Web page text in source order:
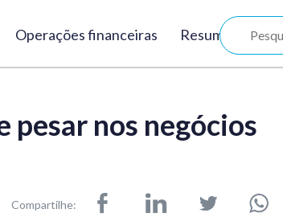
Operações financeiras
Resumo
nos negócios
Compartilhe: